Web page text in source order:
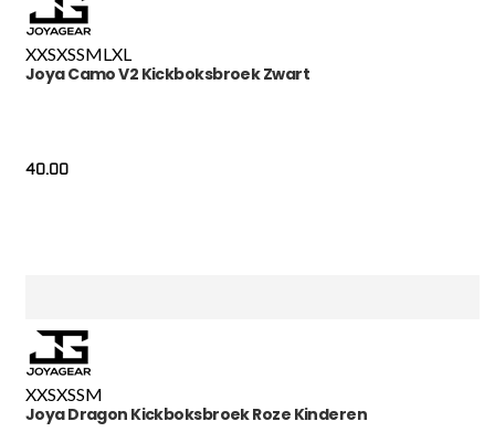
XXSXSSML XL
Joya Camo V2 Kickboksbroek Zwart
40.00
XXSXSSM
Joya Dragon Kickboksbroek Roze Kinderen